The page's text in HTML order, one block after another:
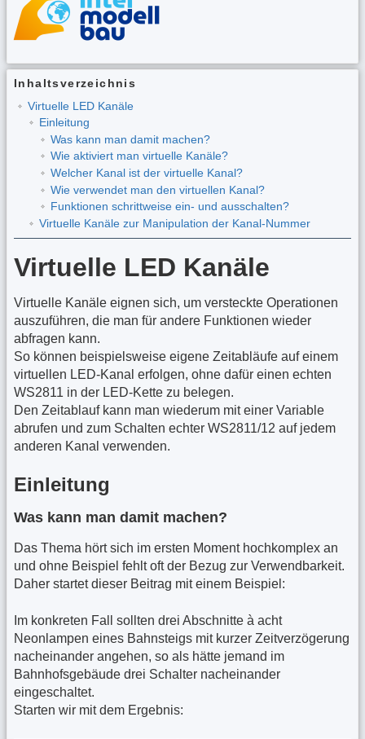
Inhaltsverzeichnis
Virtuelle LED Kanäle
Einleitung
Was kann man damit machen?
Wie aktiviert man virtuelle Kanäle?
Welcher Kanal ist der virtuelle Kanal?
Wie verwendet man den virtuellen Kanal?
Funktionen schrittweise ein- und ausschalten?
Virtuelle Kanäle zur Manipulation der Kanal-Nummer
Virtuelle LED Kanäle
Virtuelle Kanäle eignen sich, um versteckte Operationen
auszuführen, die man für andere Funktionen wieder
abfragen kann.
So können beispielsweise eigene Zeitabläufe auf einem
virtuellen LED-Kanal erfolgen, ohne dafür einen echten
WS2811 in der LED-Kette zu belegen.
Den Zeitablauf kann man wiederum mit einer Variable
abrufen und zum Schalten echter WS2811/12 auf jedem
anderen Kanal verwenden.
Einleitung
Was kann man damit machen?
Das Thema hört sich im ersten Moment hochkomplex an
und ohne Beispiel fehlt oft der Bezug zur Verwendbarkeit.
Daher startet dieser Beitrag mit einem Beispiel:
Im konkreten Fall sollten drei Abschnitte à acht
Neonlampen eines Bahnsteigs mit kurzer Zeitverzögerung
nacheinander angehen, so als hätte jemand im
Bahnhofsgebäude drei Schalter nacheinander
eingeschaltet.
Starten wir mit dem Ergebnis: